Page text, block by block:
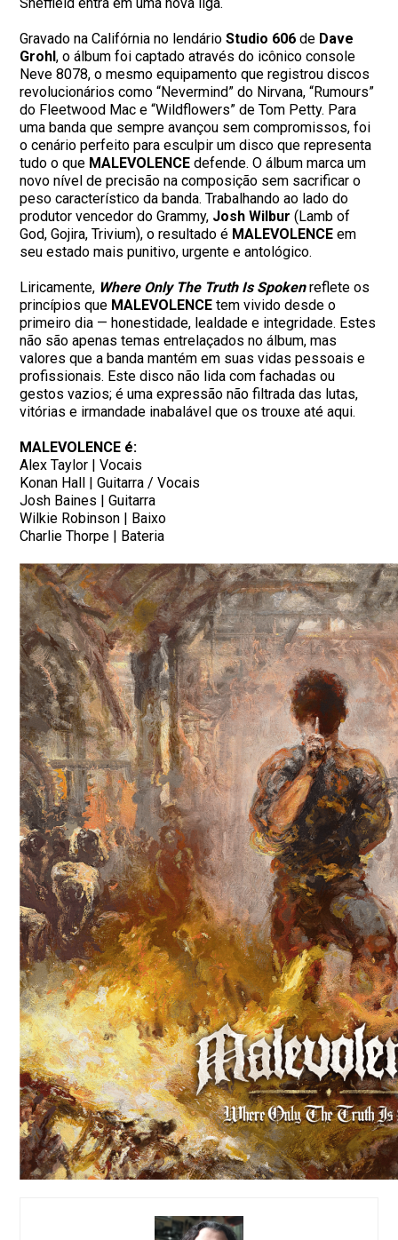
Gravado na Califórnia no lendárioStudio 606 de Dave
Grohl, o álbum foi captado através do icônico console
Neve 8078, o mesmo equipamento que registrou discos
revolucionários como “Nevermind” do Nirvana, “Rumours”
do Fleetwood Mac e “Wildflowers” de Tom Petty. Para
uma banda que sempre avançou sem compromissos, foi
o cenário perfeito para esculpir um disco que representa
tudo o que MALEVOLENCE defende. O álbum marca um
novo nível de precisão na composição sem sacrificar o
peso característico da banda. Trabalhando ao lado do
produtor vencedor do Grammy, Josh Wilbur (Lamb of
God, Gojira, Trivium), o resultado é MALEVOLENCE em
seu estado mais punitivo, urgente e antológico.
Liricamente, Where Only The Truth Is Spokenreflete os
princípios que MALEVOLENCE tem vivido desde o
primeiro dia — honestidade, lealdade e integridade. Estes
não são apenas temas entrelaçados no álbum, mas
valores que a banda mantém em suas vidas pessoais e
profissionais. Este disco não lida com fachadas ou
gestos vazios; é uma expressão não filtrada das lutas,
vitórias e irmandade inabalável que os trouxe até aqui.
MALEVOLENCE é:
Alex Taylor | Vocais
Konan Hall | Guitarra / Vocais
Josh Baines | Guitarra
Wilkie Robinson | Baixo
Charlie Thorpe | Bateria